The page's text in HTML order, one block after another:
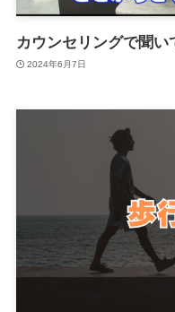
カウンセリングで聞
2024年6月7日